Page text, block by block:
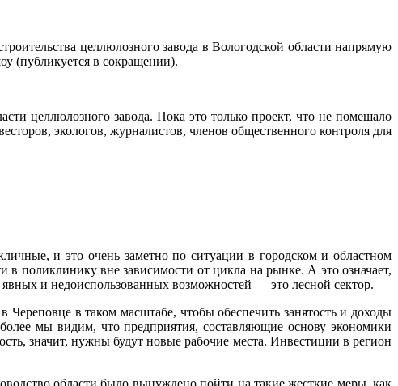
целлюлозного завода в Вологодской области напрямую
(публикуется в сокращении).
целлюлозного завода. Пока это только проект, что не помешало
экологов, журналистов, членов общественного контроля для
и это очень заметно по ситуации в городском и областном
поликлинику вне зависимости от цикла на рынке. А это означает,
и недоиспользованных возможностей — это лесной сектор.
в таком масштабе, чтобы обеспечить занятость и доходы
мы видим, что предприятия, составляющие основу экономики
значит, нужны будут новые рабочие места. Инвестиции в регион